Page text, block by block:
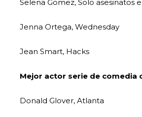
Selena Gomez, Solo asesinatos
Jenna Ortega, Wednesday
Jean Smart, Hacks
Mejor actor serie de comedia
Donald Glover, Atlanta